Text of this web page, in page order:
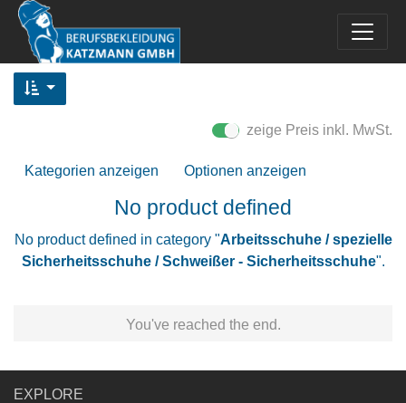
zeige Preis inkl. MwSt.
Kategorien anzeigen Optionen anzeigen
No product defined
No product defined in category "Arbeitsschuhe / spezielle
Sicherheitsschuhe / Schweißer - Sicherheitsschuhe".
You've reached the end.
EXPLORE